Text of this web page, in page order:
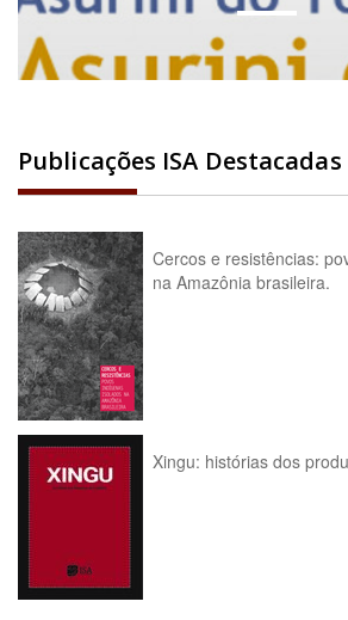
Publicações ISA Destacadas
Cercos e resistências:
na Amazônia brasileira.
Xingu: histórias dos